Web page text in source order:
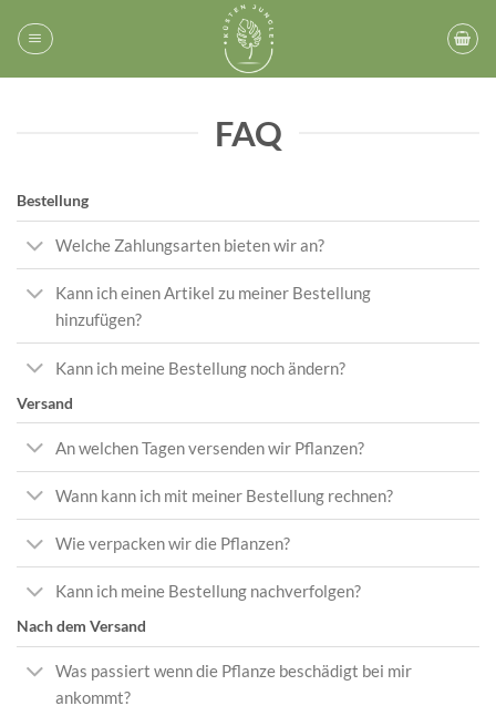
Inhalt
springen
FAQ
Bestellung
Welche Zahlungsarten bieten wir an?
Kann ich einen Artikel zu meiner Bestellung
hinzufügen?
Kann ich meine Bestellung noch ändern?
Versand
An welchen Tagen versenden wir Pflanzen?
Wann kann ich mit meiner Bestellung rechnen?
Wie verpacken wir die Pflanzen?
Kann ich meine Bestellung nachverfolgen?
Nach dem Versand
Was passiert wenn die Pflanze beschädigt bei mir
ankommt?